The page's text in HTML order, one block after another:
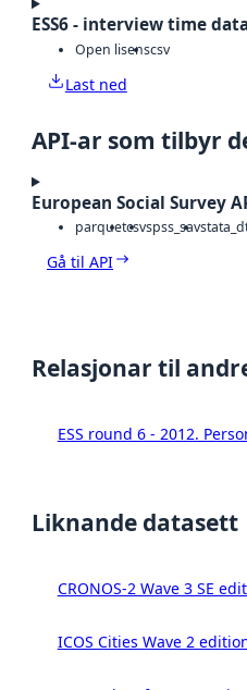
ESS6 - interview time
Open lisenscsv
Last ned
API-ar som tilbyr
European Social Survey
parquetcsvspss_sav
Gå til API
Relasjonar til
ESS round 6 - 2012.
Liknande datasett
CRONOS-2 Wave 3 SE
ICOS Cities Wave 2